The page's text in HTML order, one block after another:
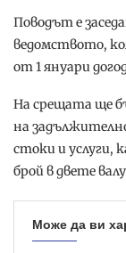
Поводът е
ведомството,
от 1 януари
На срещата ще
на
стоки и услуги,
брой в двете
Може да ви